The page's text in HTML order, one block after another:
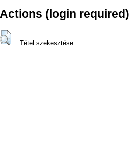
Actions (login required)
Tétel szekesztése